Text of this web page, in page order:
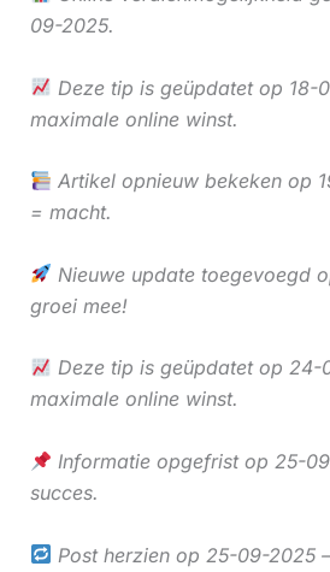
09-2025.
Deze tip is geüpdatet op 18-
maximale online winst.
Artikel opnieuw bekeken op
= macht.
Nieuwe update toegevoegd
groei mee!
Deze tip is geüpdatet op 24-
maximale online winst.
Informatie opgefrist op 25-
succes.
Post herzien op 25-09-2025